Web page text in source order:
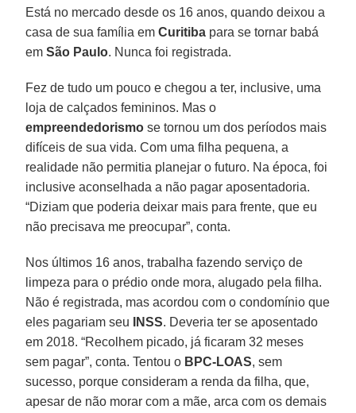
Está no mercado desde os 16 anos, quando deixou a
casa de sua família emCuritiba para se tornar babá
emSão Paulo. Nunca foi registrada.
Fez de tudo um pouco e chegou a ter, inclusive, uma
loja de calçados femininos. Mas o
empreendedorismo se tornou um dos períodos mais
difíceis de sua vida. Com uma filha pequena, a
realidade não permitia planejar o futuro. Na época, foi
inclusive aconselhada a não pagar aposentadoria.
“Diziam que poderia deixar mais para frente, que eu
não precisava me preocupar”, conta.
Nos últimos 16 anos, trabalha fazendo serviço de
limpeza para o prédio onde mora, alugado pela filha.
Não é registrada, mas acordou com o condomínio que
eles pagariam seu
INSS. Deveria ter se aposentado
em 2018. “Recolhem picado, já ficaram 32 meses
sem pagar”, conta. Tentou o BPC-LOAS, sem
sucesso, porque consideram a renda da filha, que,
apesar de não morar com a mãe, arca com os demais